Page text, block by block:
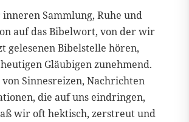
Sammlung, Ruhe und
auf das Bibelwort, von der wir
gelesenen Bibelstelle hören,
Gläubigen zunehmend.
Sinnesreizen, Nachrichten
die auf uns eindringen,
wir oft hektisch, zerstreut und